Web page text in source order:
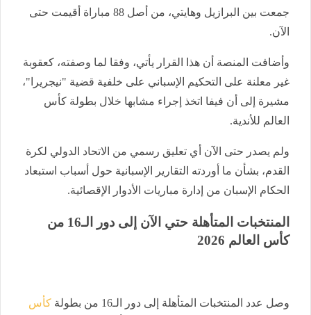
جمعت بين البرازيل وهايتي، من أصل 88 مباراة أقيمت حتى
الآن.
وأضافت المنصة أن هذا القرار يأتي، وفقا لما وصفته، كعقوبة
غير معلنة على التحكيم الإسباني على خلفية قضية "نيجريرا"،
مشيرة إلى أن فيفا اتخذ إجراء مشابها خلال بطولة كأس
العالم للأندية.
ولم يصدر حتى الآن أي تعليق رسمي من الاتحاد الدولي لكرة
القدم، بشأن ما أوردته التقارير الإسبانية حول أسباب استبعاد
الحكام الإسبان من إدارة مباريات الأدوار الإقصائية.
المنتخبات المتأهلة حتي الآن إلى دور الـ16 من
كأس العالم 2026
وصل عدد المنتخبات المتأهلة إلى دور الـ16 من بطولة
كأس